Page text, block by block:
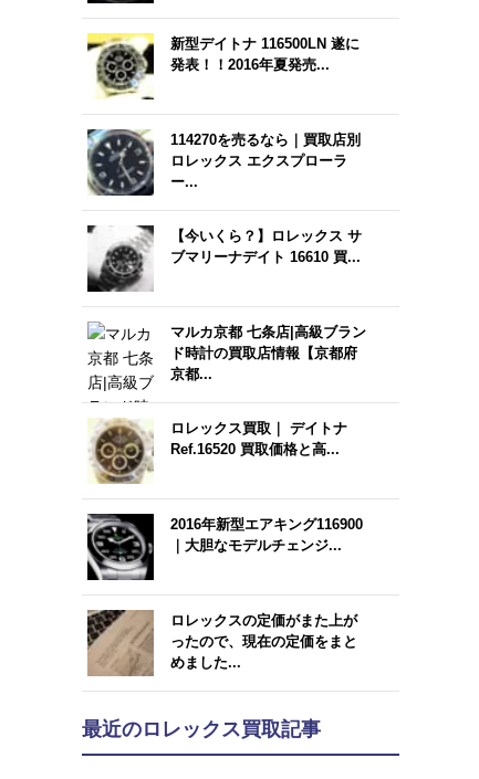
新型デイトナ 116500LN 遂に
発表！！2016年夏発売...
114270を売るなら｜買取店別
ロレックス エクスプローラ
ー...
【今いくら？】ロレックス サ
ブマリーナデイト 16610 買...
マルカ京都 七条店|高級ブラン
ド時計の買取店情報【京都府
京都...
ロレックス買取｜ デイトナ
Ref.16520 買取価格と高...
2016年新型エアキング116900
｜大胆なモデルチェンジ...
ロレックスの定価がまた上が
ったので、現在の定価をまと
めました...
最近のロレックス買取記事